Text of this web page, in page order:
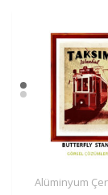
Alüminyum